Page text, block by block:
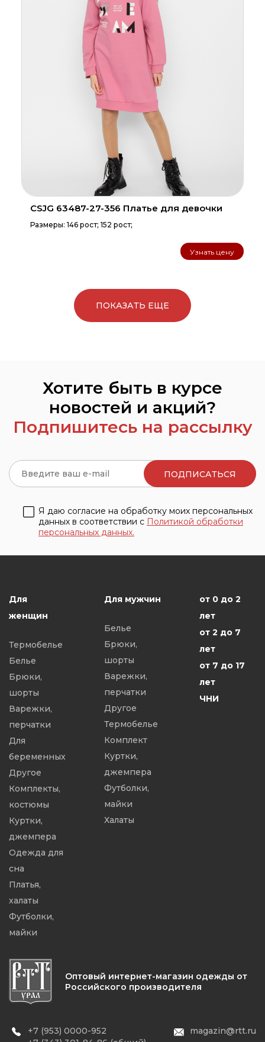
CSJG 63487-27-356 Платье для девочки
Размеры: 146 рост; 152 рост;
Узнать цену
ПОКАЗАТЬ ЕЩЕ
Хотите быть в курсе
новостей и акций?
Подпишитесь на рассылку
Я даю согласие на обработку моих персональных
данных в соответствии с Политикой обработки
персональных данных.
Для
женщин
Термобелье
Белье
Брюки,
шорты
Варежки,
перчатки
Для
беременных
Другое
Комплекты,
костюмы
Куртки,
джемпера
Одежда для
сна
Платья,
халаты
Футболки,
майки
Для мужчин
Белье
Брюки,
шорты
Варежки,
перчатки
Другое
Термобелье
Комплект
Куртки,
джемпера
Футболки,
майки
Халаты
от 0 до 2
лет
от 2 до 7
лет
от 7 до 17
лет
ЧНИ
Оптовый интернет-магазин одежды от
Российского производителя
+7 (953) 0000-952
magazin@rtt.ru